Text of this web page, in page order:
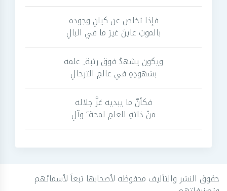
فإذا تخلص عن كيانِ وجوده
بالموتِ عاينَ غيرَ ما في البالِ
ويكون يشهدُ فوق رتبة ِ علمه
بشهودِهِ في عالمِ الترحالِ
فكأنّ ما يبديه عَزَّ جلاله
منْ ذاتهِ للعلمِ لمحة َ وآلِ
حقوق النشر والتأليف محفوظه لأصحابها تبعاَ لأسمائهم